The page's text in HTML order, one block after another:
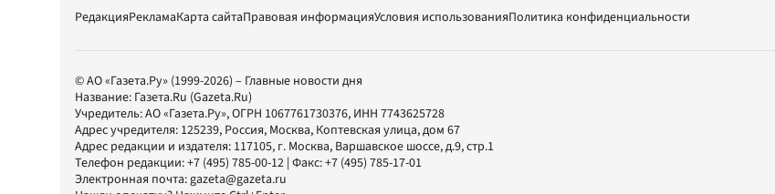
РедакцияРекламаКарта сайтаПравовая информацияУсловия использованияПолитика конфиденциальности
© АО «Газета.Ру» (1999-2026) – Главные новости дня
Название: Газета.Ru (Gazeta.Ru)
Учредитель:АО «Газета.Ру», ОГРН 1067761730376, ИНН 7743625728
Адрес учредителя: 125239, Россия, Москва, Коптевская улица, дом 67
Адрес редакции и издателя: 117105, г. Москва, Варшавское шоссе, д.9, стр.1
Телефон редакции:+7 (495) 785-00-12 | Факс:+7 (495) 785-17-01
Электронная почта:gazeta@gazeta.ru